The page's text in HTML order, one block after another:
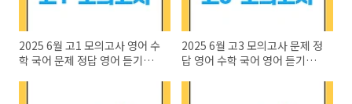
2025 6월 고1 모의고사 영어 수
학 국어 문제 정답 영어 듣기파
2025 6월 고3 모의고사 문제 정
답 영어 수학 국어 영어 듣기파